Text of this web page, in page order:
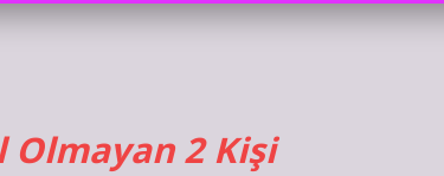
Olmayan 2 Kişi